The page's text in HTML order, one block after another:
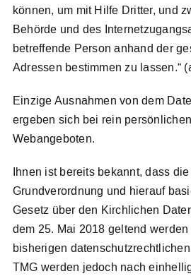
können, um mit Hilfe Dritter, und
Behörde und des
betreffende Person anhand der
Adressen bestimmen zu lassen.“
Einzige Ausnahmen von dem
ergeben sich bei rein
Webangeboten.
Ihnen ist bereits bekannt, dass
Grundverordnung und hierauf
Gesetz über den Kirchlichen
dem 25. Mai 2018 geltend
bisherigen
TMG werden jedoch nach